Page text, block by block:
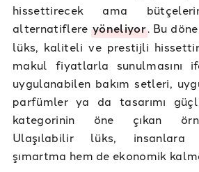
hissettirecek ama
alternatiflereyöneliyor. Bu
lüks, kaliteli ve prestijli
makul fiyatlarla sunulmasını
uygulanabilen bakım setleri,
parfümler ya da tasarımı
kategorinin öne çıkan
Ulaşılabilir lüks, insanlara
şımartma hem de ekonomik